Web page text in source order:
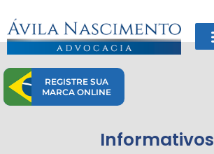
para
o
conteúdo
REGISTRE SUA
MARCA ONLINE
Informativos